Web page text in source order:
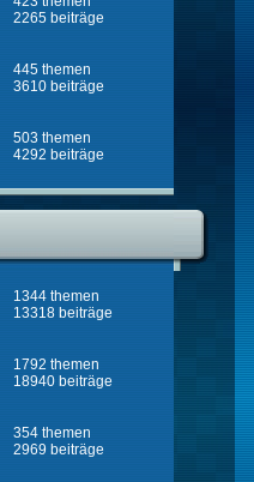
2265 beiträge
445 themen
3610 beiträge
503 themen
4292 beiträge
1344 themen
13318 beiträge
1792 themen
18940 beiträge
354 themen
2969 beiträge